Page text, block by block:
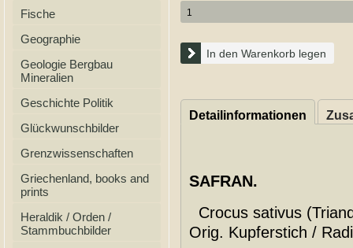
Fische
Geographie
Geologie Bergbau
Mineralien
Geschichte Politik
Glückwunschbilder
Grenzwissenschaften
Griechenland, books and
prints
Heraldik / Orden /
Stammbuchbilder
In den Warenkorb legen
Detailinformationen
SAFRAN.
Crocus sativus
Orig. Kupferstich /